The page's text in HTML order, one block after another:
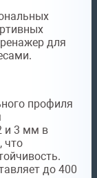
для
профиля
и 3 мм в
что
до 400